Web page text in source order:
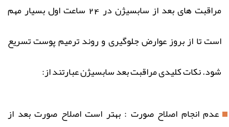
مراقبت‌ های بعد از سابسیژن در 24 ساعت اول بسیار مهم
است تا از بروز عوارض جلوگیری و روند ترمیم پوست تسریع
شود. نکات کلیدی مراقبت بعد سابسیژن عبارتند از:
عدم انجام اصلاح صورت : بهتر است اصلاح صورت بعد از